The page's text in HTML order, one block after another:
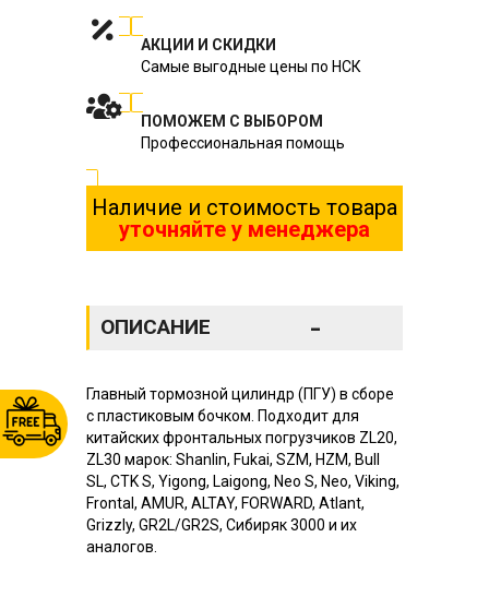
АКЦИИ И СКИДКИ
Самые выгодные цены по НСК
ПОМОЖЕМ С ВЫБОРОМ
Профессиональная помощь
Наличие и стоимость товара
уточняйте у менеджера
ОПИСАНИЕ -
Главный тормозной цилиндр (ПГУ) в сборе
с пластиковым бочком. Подходит для
китайских фронтальных погрузчиков ZL20,
ZL30 марок: Shanlin, Fukai, SZM, HZM, Bull
SL, CTK S, Yigong, Laigong, Neo S, Neo, Viking,
Frontal, AMUR, ALTAY, FORWARD, Atlant,
Grizzly, GR2L/GR2S, Сибиряк 3000 и их
аналогов.